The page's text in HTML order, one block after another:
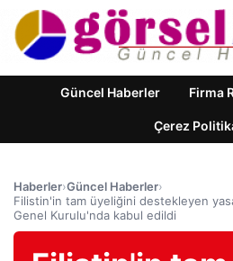
Güncel Haberler Firma
Çerez
Haberler›Güncel Haberler›
Filistin'in tam üyeliğini destekleyen
Genel Kurulu'nda kabul edildi